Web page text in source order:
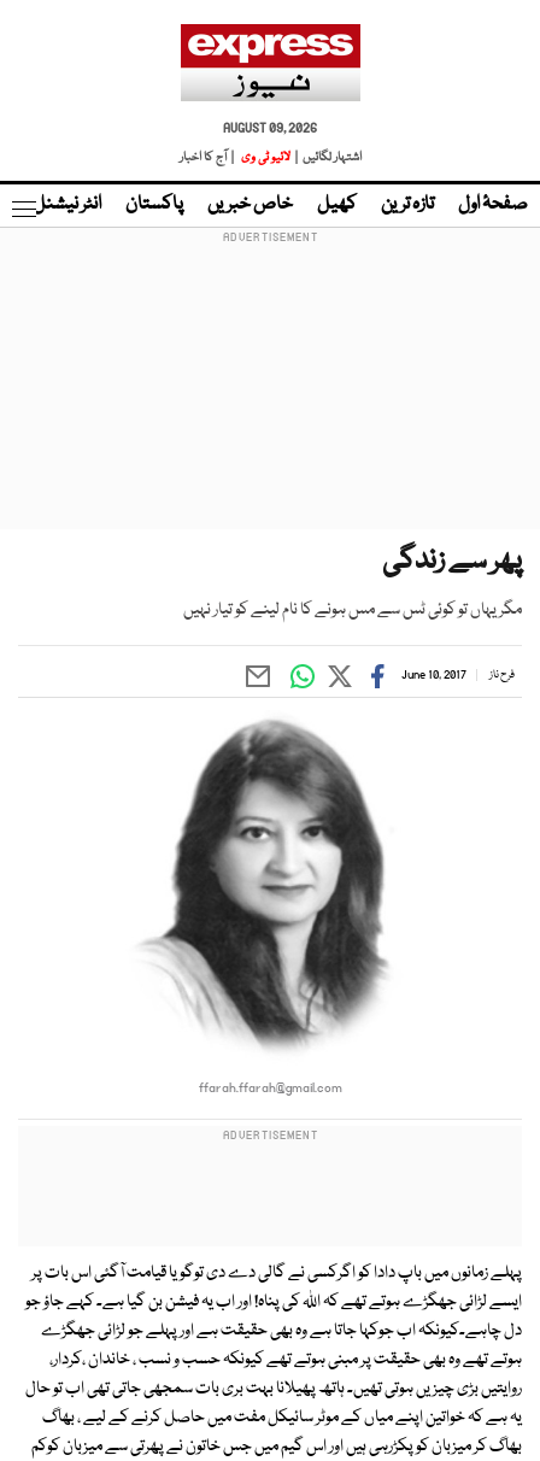
AUGUST 09, 2026
اشتہار لگائیں |
لائیو ٹی وی | آج کا اخبار
صفحۂ اول تازہ ترین کھیل خاص خبریں پاکستان انٹر نیشنل
پھر سے زندگی
مگر یہاں تو کوئی ٹس سے مس ہونے کا نام لینے کو تیار نہیں
فرح ناز June 10, 2017
ffarah.ffarah@gmail.com
پہلے زمانوں میں باپ دادا کو اگرکسی نے گالی دے دی توگویا قیامت آگئی اس بات پر
ایسے لڑائی جھگڑے ہوتے تھے کہ اللہ کی پناہ! اور اب یہ فیشن بن گیا ہے۔ کہے جاؤ جو
دل چاہے۔کیونکہ اب جوکہا جاتا ہے وہ بھی حقیقت ہے اور پہلے جو لڑائی جھگڑے
ہوتے تھے وہ بھی حقیقت پر مبنی ہوتے تھے کیونکہ حسب و نسب ، خاندان ،کردار،
روایتیں بڑی چیزیں ہوتی تھیں۔ ہاتھ پھیلانا بہت بری بات سمجھی جاتی تھی اب تو حال
یہ ہے کہ خواتین اپنے میاں کے موٹر سائیکل مفت میں حاصل کرنے کے لیے ، بھاگ
بھاگ کر میزبان کو پکڑرہی ہیں اور اس گیم میں جس خاتون نے پھرتی سے میزبان کوکم